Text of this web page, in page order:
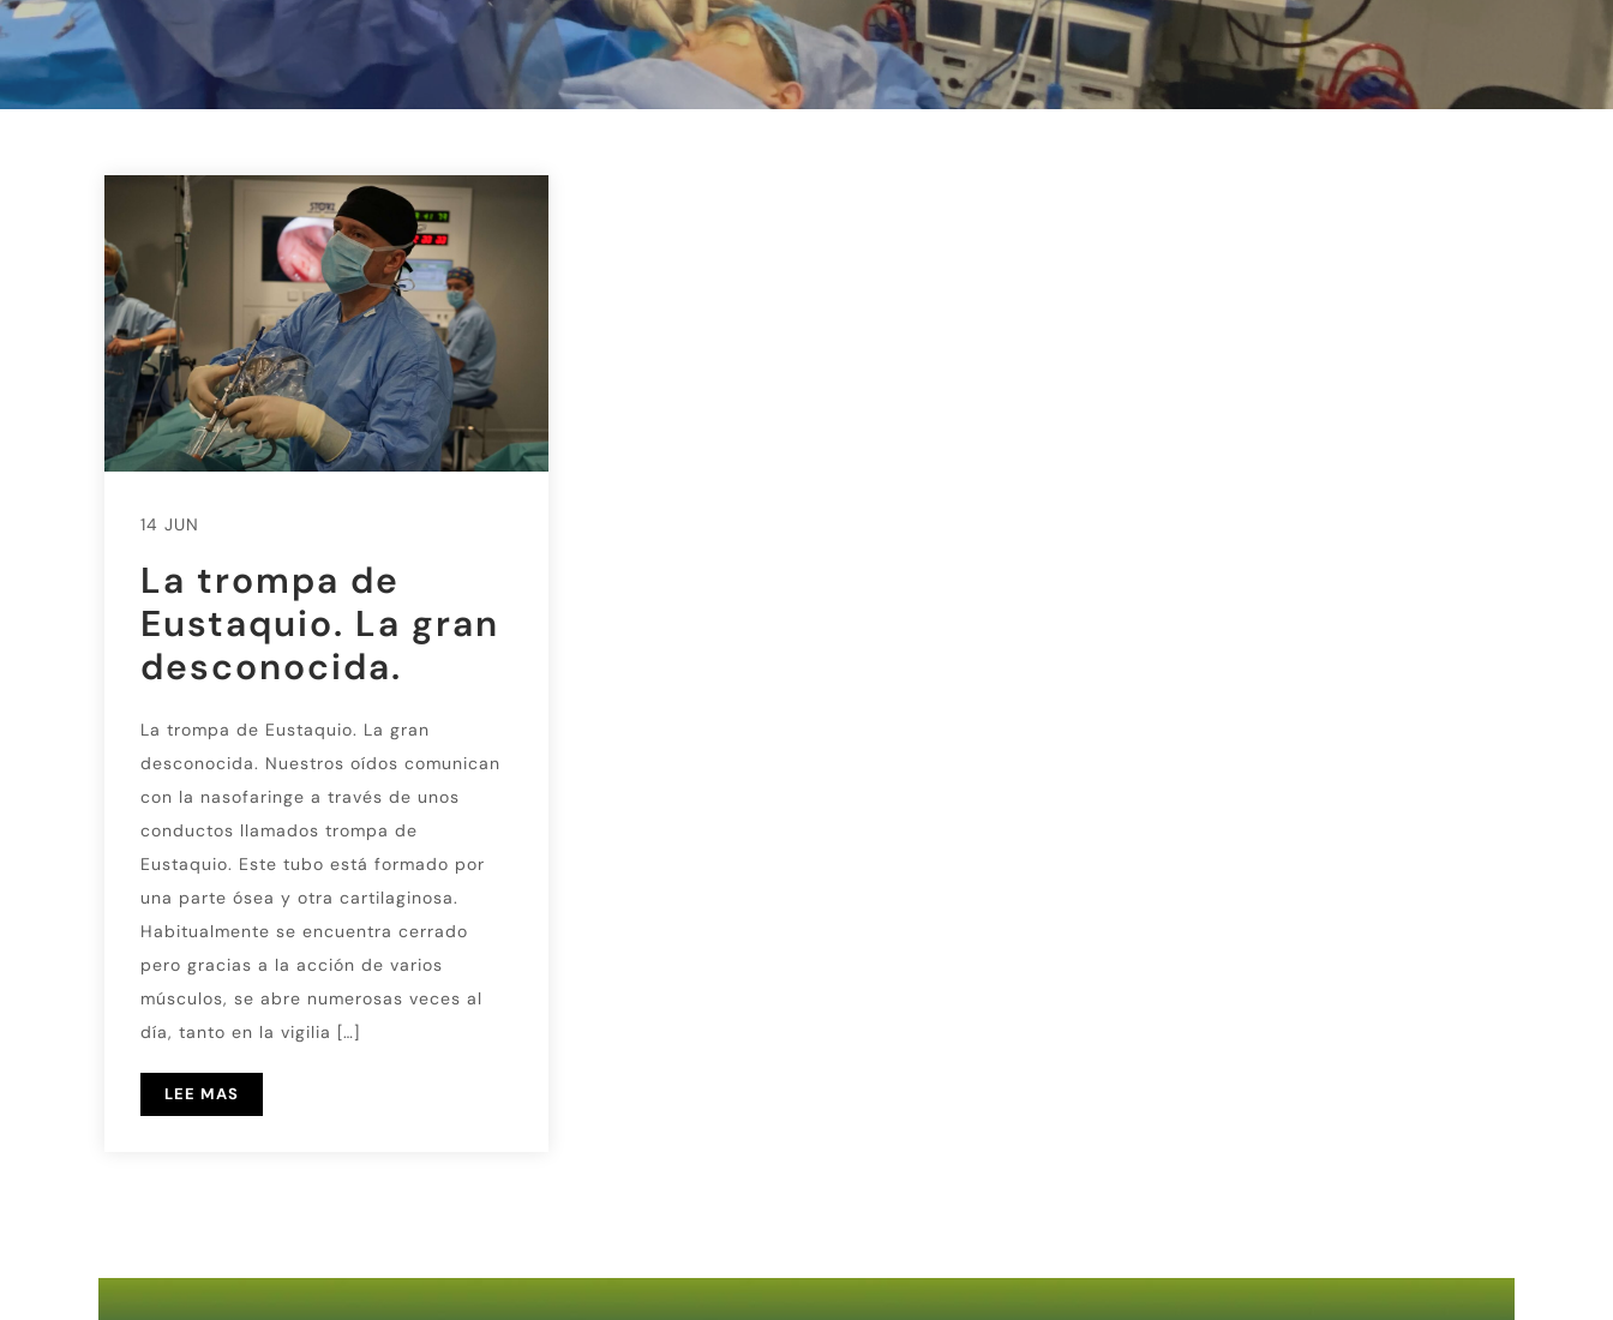
14 JUN
La trompa de
Eustaquio. La gran
desconocida.
La trompa de Eustaquio. La gran
desconocida. Nuestros oídos comunican
con la nasofaringe a través de unos
conductos llamados trompa de
Eustaquio. Este tubo está formado por
una parte ósea y otra cartilaginosa.
Habitualmente se encuentra cerrado
pero gracias a la acción de varios
músculos, se abre numerosas veces al
día, tanto en la vigilia […]
LEE MAS